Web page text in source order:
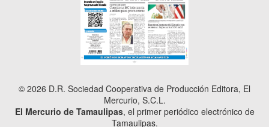
© 2026 D.R. Sociedad Cooperativa de Producción Editora, El
Mercurio, S.C.L.
El Mercurio de Tamaulipas, el primer periódico electrónico de
Tamaulipas.